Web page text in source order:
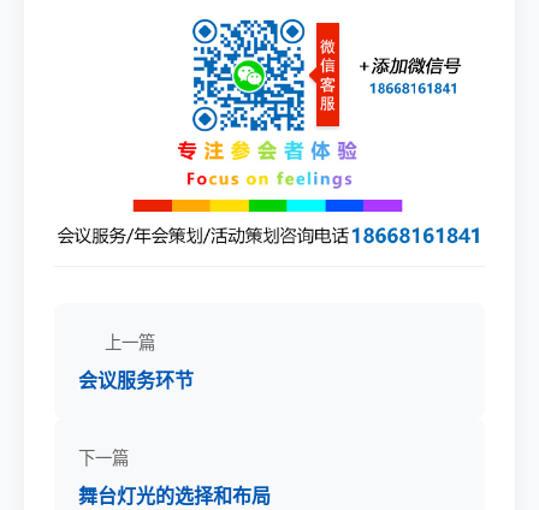
上一篇
会议服务环节
下一篇
舞台灯光的选择和布局